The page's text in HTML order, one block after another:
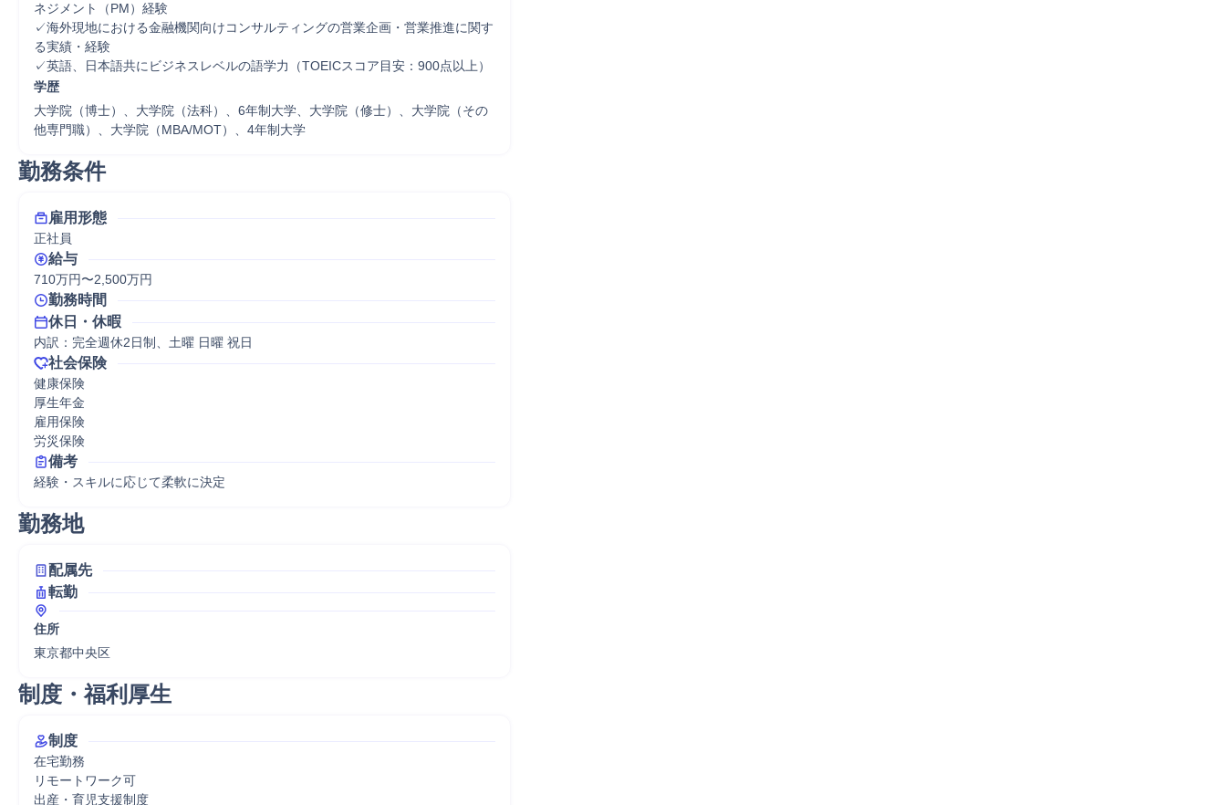
ネジメント（PM）経験
✓海外現地における金融機関向けコンサルティングの営業企画・営業推進に関す
る実績・経験
✓英語、日本語共にビジネスレベルの語学力（TOEICスコア目安：900点以上）
学歴
大学院（博士）、大学院（法科）、6年制大学、大学院（修士）、大学院（その
他専門職）、大学院（MBA/MOT）、4年制大学
勤務条件
雇用形態
正社員
給与
710万円〜2,500万円
勤務時間
休日・休暇
内訳：完全週休2日制、土曜 日曜 祝日
社会保険
健康保険
厚生年金
雇用保険
労災保険
備考
経験・スキルに応じて柔軟に決定
勤務地
配属先
転勤
住所
東京都中央区
制度・福利厚生
制度
在宅勤務
リモートワーク可
出産・育児支援制度